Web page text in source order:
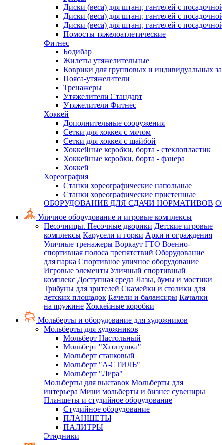
Диски (веса) для штанг, гантелей с
Диски (веса) для штанг, гантелей с
Диски (веса) для штанг, гантелей с
Помосты тяжелоатлетические
Фитнес
Бодибар
Жилеты утяжелительные
Коврики для групповых и индивидуальных
Пояса-утяжелители
Тренажеры
Утяжелители Стандарт
Утяжелители Фитнес
Хоккей
Дополнительные сооружения
Сетки для хоккея с мячом
Сетки для хоккея с шайбой
Хоккейные коробки, борта - стеклопластик
Хоккейные коробки, борта - фанера
Хоккей
Хореография
Станки хореографические напольные
Станки хореографические пристенные
ОБОРУДОВАНИЕ ДЛЯ СДАЧИ НОРМАТИВОВ
Уличное оборудование и игровые комплексы
Песочницы. Песочные дворики Детские игровые
комплексы Карусели и горки Арки и ограждения
Уличные тренажеры Воркаут ГТО Военно-
спортивная полоса препятствий Оборудование
для парка Спортивное уличное оборудование
Игровые элементы Уличный спортивный
комплекс Доступная среда Лазы, бумы и мостики
Трибуны для зрителей Скамейки и столики для
детских площадок Качели и балансиры Качалки
на пружине Хоккейные коробки
Мольберты и оборудование для художников
Мольберты для художников
Мольберт Настольный
Мольберт "Хлопушка"
Мольберт станковый
Мольберт "А-СТИЛЬ"
Мольберт "Лира"
Мольберты для выставок Мольберты для
интерьера Мини мольберты и бизнес сувениры
Планшеты и студийное оборудование
Студийное оборудование
ПЛАНШЕТЫ
ПАЛИТРЫ
Этюдники